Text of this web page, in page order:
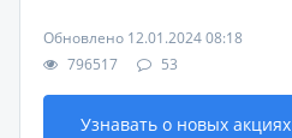
Обновлено 12.01.2024 08:18
796517
53
Узнавать о новых акциях